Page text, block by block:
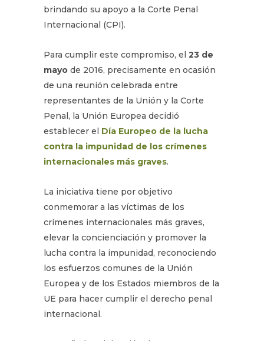
brindando su apoyo a la Corte Penal
Internacional (CPI).
Para cumplir este compromiso, el 23 de
mayo de 2016, precisamente en ocasión
de una reunión celebrada entre
representantes de la Unión y la Corte
Penal, la Unión Europea decidió
establecer el Día Europeo de la lucha
contra la impunidad de los crímenes
internacionales más graves.
La iniciativa tiene por objetivo
conmemorar a las víctimas de los
crímenes internacionales más graves,
elevar la concienciación y promover la
lucha contra la impunidad, reconociendo
los esfuerzos comunes de la Unión
Europea y de los Estados miembros de la
UE para hacer cumplir el derecho penal
internacional.